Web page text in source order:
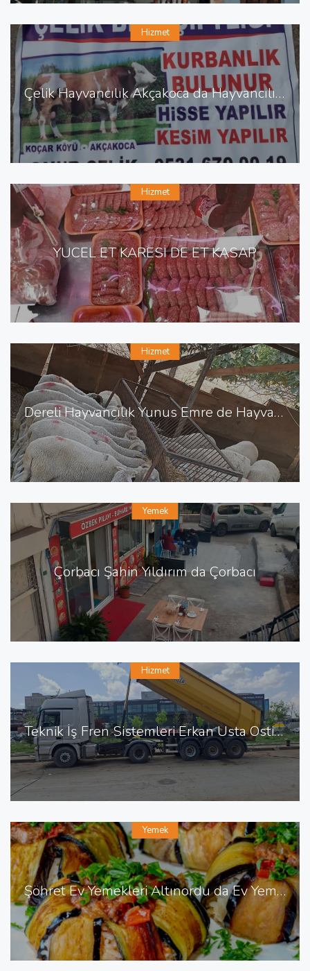
Çelik Hayvancılık Akçakoca da Hayvancılık Besicilik
Hizmet
YÜCEL ET KARESİ DE ET KASAP
Hizmet
Dereli Hayvancılık Yunus Emre de Hayvancılık Besicilik
Hizmet
Çorbacı Şahin Yıldırım da Çorbacı
Yemek
Teknik İş Fren Sistemleri Erkan Usta Ostim de Fren Tamiri
Hizmet
Şöhret Ev Yemekleri Altınordu da Ev Yemekleri
Yemek